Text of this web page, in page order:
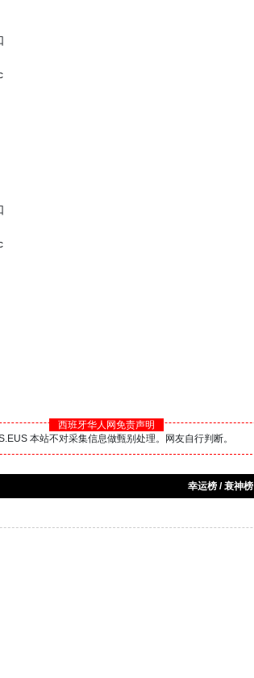
西班牙华人网免责声明
本站不对采集信息做甄别处理。网友自行判断。
幸运榜 / 衰神榜